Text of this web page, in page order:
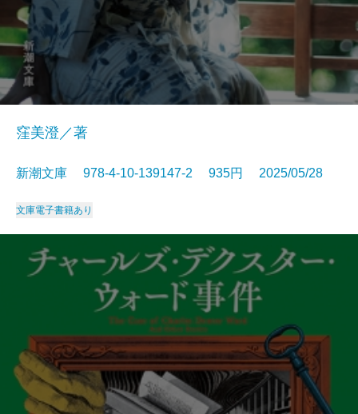
窪美澄／著
新潮文庫 978-4-10-139147-2 935円 2025/05/28
文庫電子書籍あり